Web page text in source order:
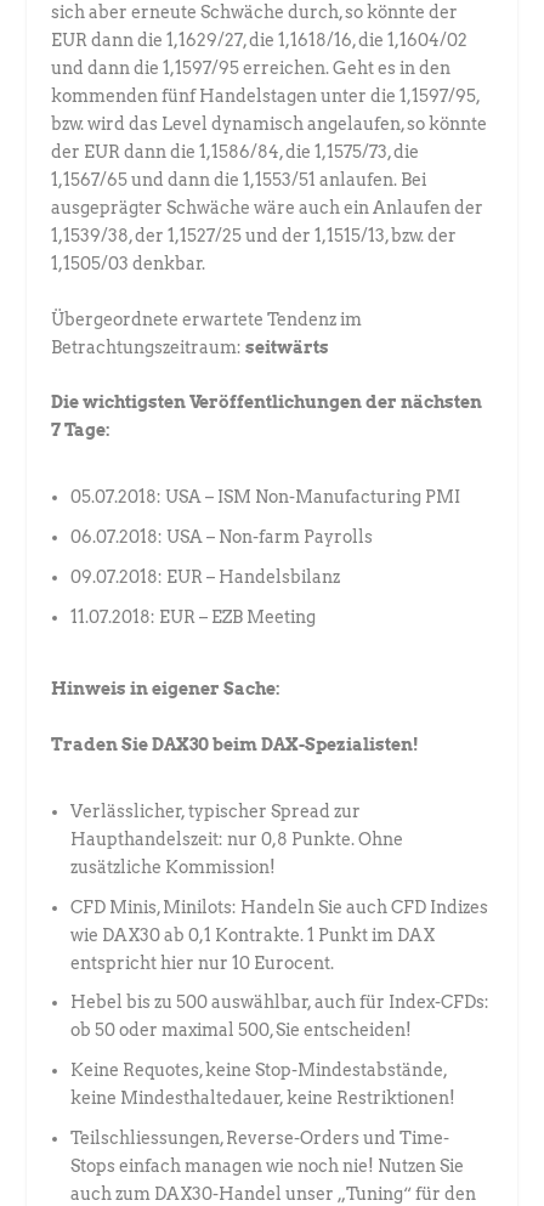
sich aber erneute Schwäche durch, so könnte der
EUR dann die 1,1629/27, die 1,1618/16, die 1,1604/02
und dann die 1,1597/95 erreichen. Geht es in den
kommenden fünf Handelstagen unter die 1,1597/95,
bzw. wird das Level dynamisch angelaufen, so könnte
der EUR dann die 1,1586/84, die 1,1575/73, die
1,1567/65 und dann die 1,1553/51 anlaufen. Bei
ausgeprägter Schwäche wäre auch ein Anlaufen der
1,1539/38, der 1,1527/25 und der 1,1515/13, bzw. der
1,1505/03 denkbar.
Übergeordnete erwartete Tendenz im
Betrachtungszeitraum:seitwärts
Die wichtigsten Veröffentlichungen der nächsten
7 Tage:
05.07.2018: USA – ISM Non-Manufacturing PMI
06.07.2018: USA – Non-farm Payrolls
09.07.2018: EUR – Handelsbilanz
11.07.2018: EUR – EZB Meeting
Hinweis in eigener Sache:
Traden Sie DAX30 beim DAX-Spezialisten!
Verlässlicher, typischer Spread zur
Haupthandelszeit: nur 0,8 Punkte. Ohne
zusätzliche Kommission!
CFD Minis, Minilots: Handeln Sie auch CFD Indizes
wie DAX30 ab 0,1 Kontrakte. 1 Punkt im DAX
entspricht hier nur 10 Eurocent.
Hebel bis zu 500 auswählbar, auch für Index-CFDs:
ob 50 oder maximal 500, Sie entscheiden!
Keine Requotes, keine Stop-Mindestabstände,
keine Mindesthaltedauer, keine Restriktionen!
Teilschliessungen, Reverse-Orders und Time-
Stops einfach managen wie noch nie! Nutzen Sie
auch zum DAX30-Handel unser „Tuning“ für den